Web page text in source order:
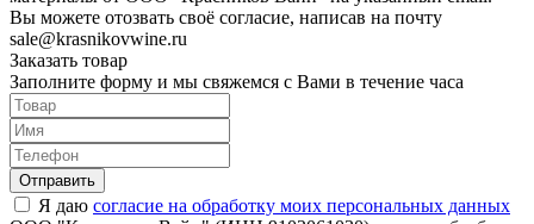
Вы можете отозвать своё согласие, написав на почту
sale@krasnikovwine.ru
Заказать товар
Заполните форму и мы свяжемся с Вами в течение часа
Отправить
Я даю согласие на обработку моих персональных данных